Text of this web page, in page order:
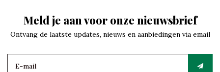
Meld je aan voor onze nieuwsbrief
Ontvang de laatste updates, nieuws en aanbiedingen via email